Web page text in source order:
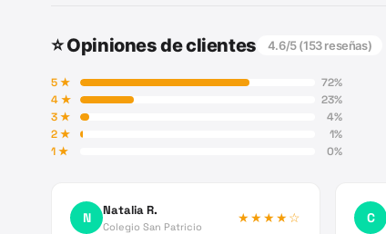
⭐ Opiniones de clientes 4.6/5 (153reseñas)
5★ 72%
4★ 23%
3★ 4%
2★ 1%
1★ 0%
N Natalia R.
Colegio San Patricio
★★★★☆ C